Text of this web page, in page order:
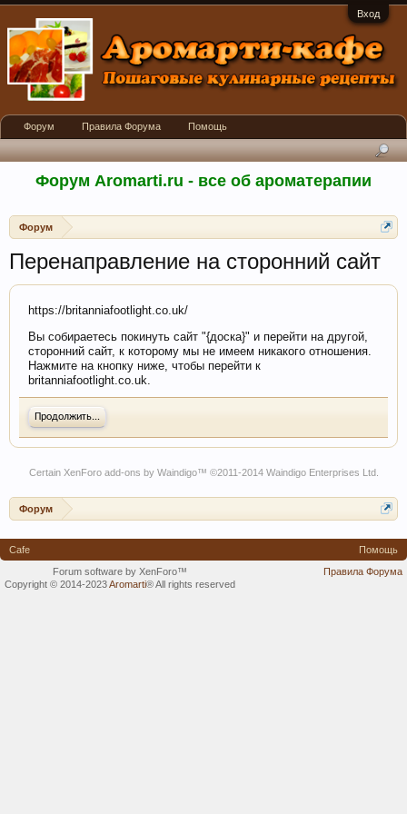
Вход
Форум Aromarti.ru - все об ароматерапии
Форум
Перенаправление на сторонний сайт
https://britanniafootlight.co.uk/
Вы собираетесь покинуть сайт "{доска}" и перейти на другой,
сторонний сайт, к которому мы не имеем никакого отношения.
Нажмите на кнопку ниже, чтобы перейти к
britanniafootlight.co.uk.
Продолжить...
Certain XenForo add-ons by Waindigo™ ©2011-2014 Waindigo Enterprises Ltd.
Форум
Форум Правила Форума Помощь
Cafe
Помощь
Правила Форума
Forum software by XenForo™
Copyright © 2014-2023Aromarti®All rights reserved